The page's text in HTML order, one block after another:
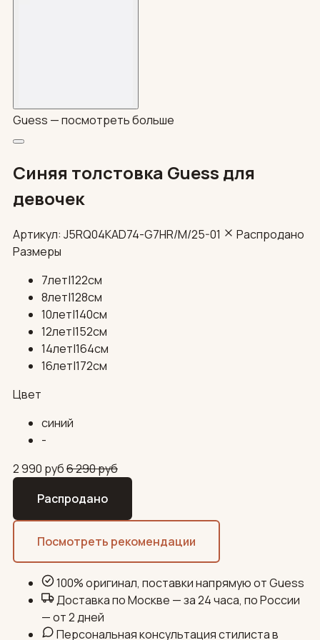
Guess —посмотреть больше
Синяя толстовка Guess для
девочек
Артикул: J5RQ04KAD74-G7HR/М/25-01
Распродано
Размеры
7лет|122см
8лет|128см
10лет|140см
12лет|152см
14лет|164см
16лет|172см
Цвет
синий
-
2 990 руб6 290руб
Распродано
Посмотреть рекомендации
100% оригинал, поставки напрямую от Guess
Доставка по Москве — за 24 часа, по России
— от 2 дней
Персональная консультация стилиста в